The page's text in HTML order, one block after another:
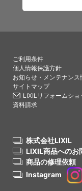
ご利用条件
個人情報保護方針
お知らせ・メンテナンス
サイトマップ
LIXILリフォームシ
資料請求
株式会社LIXIL
LIXIL商品へのお
商品の修理依頼
Instagram